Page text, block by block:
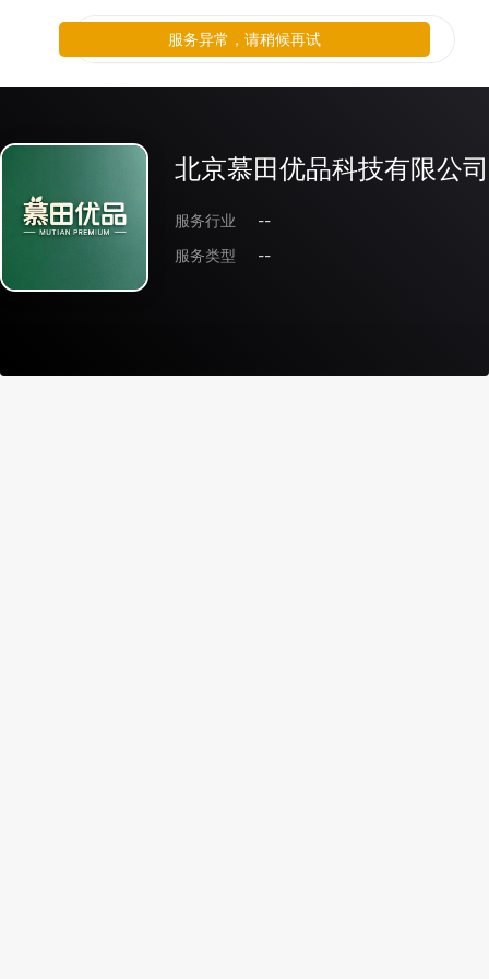
北京慕田优品科技有限公司
服务行业
--
服务类型
--
服务异常，请稍候再试